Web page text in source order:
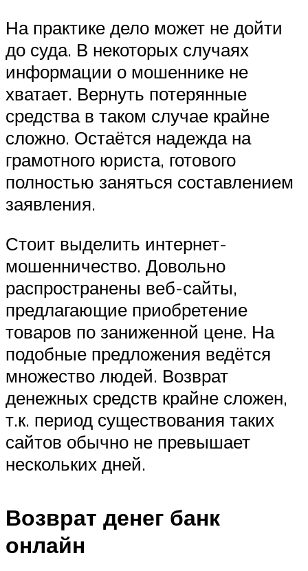
На практике дело может не дойти
до суда. В некоторых случаях
информации о мошеннике не
хватает. Вернуть потерянные
средства в таком случае крайне
сложно. Остаётся надежда на
грамотного юриста, готового
полностью заняться составлением
заявления.
Стоит выделить интернет-
мошенничество. Довольно
распространены веб-сайты,
предлагающие приобретение
товаров по заниженной цене. На
подобные предложения ведётся
множество людей. Возврат
денежных средств крайне сложен,
т.к. период существования таких
сайтов обычно не превышает
нескольких дней.
Возврат денег банк
онлайн